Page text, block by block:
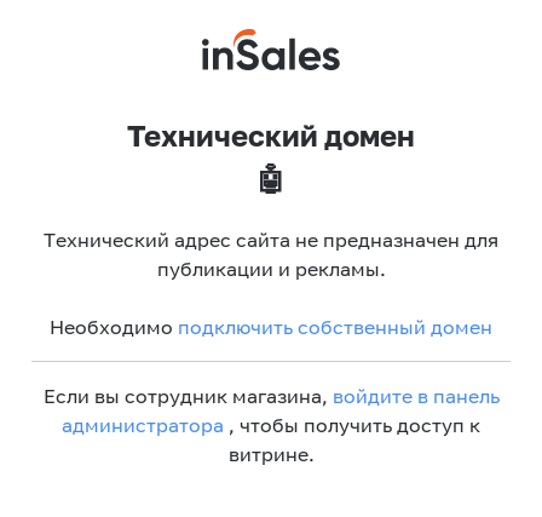
Технический домен
🤖
Технический адрес сайта не предназначен для
публикации и рекламы.
Необходимо подключить собственный домен
Если вы сотрудник магазина, войдите в панель
администратора , чтобы получить доступ к
витрине.